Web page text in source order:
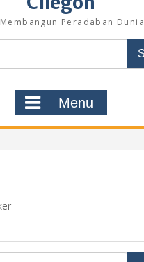
Peradaban Dunia
Menu